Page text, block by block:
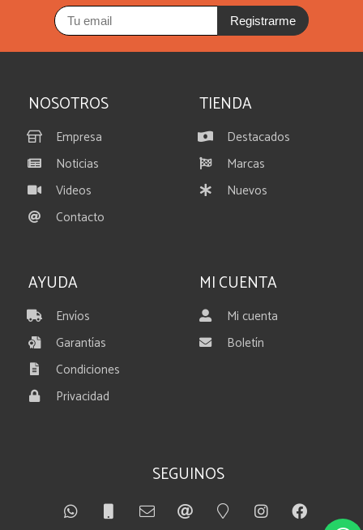
Registrarme
NOSOTROS
Empresa
Noticias
Videos
Contacto
TIENDA
Destacados
Marcas
Nuevos
AYUDA
Envíos
Garantías
Condiciones
Privacidad
MI CUENTA
Mi cuenta
Boletín
SEGUINOS